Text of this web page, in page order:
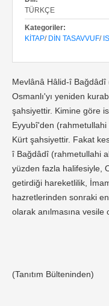
TÜRKÇE
Kategoriler:
KITAP/ DIN TASAVVUF/
Mevlânâ Hâlid-î
Osmanlı'yı yeniden
şahsiyettir. Kimine göre
Eyyubî'den
Kürt şahsiyettir. Fakat
î Bağdâdî (rahmetullahi
yüzden fazla halifesiyle,
getirdiği hareketlilik,
hazretlerinden sonraki
olarak anılmasına vesile
(Tanıtım Bülteninden)